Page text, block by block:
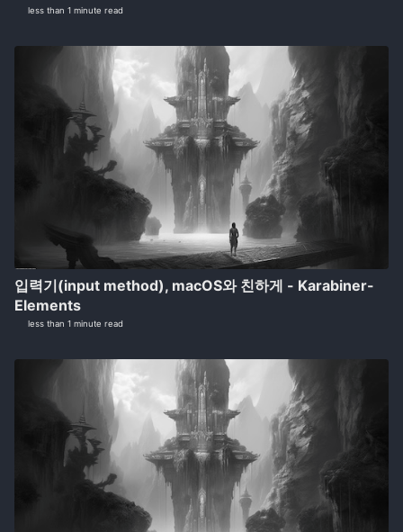
less than 1 minute read
입력기(input method), macOS와 친하게 - Karabiner-
Elements
less than 1 minute read